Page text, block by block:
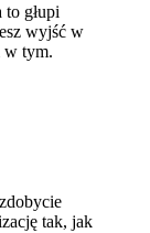
głupi
wyjść w
w tym.
tak, jak